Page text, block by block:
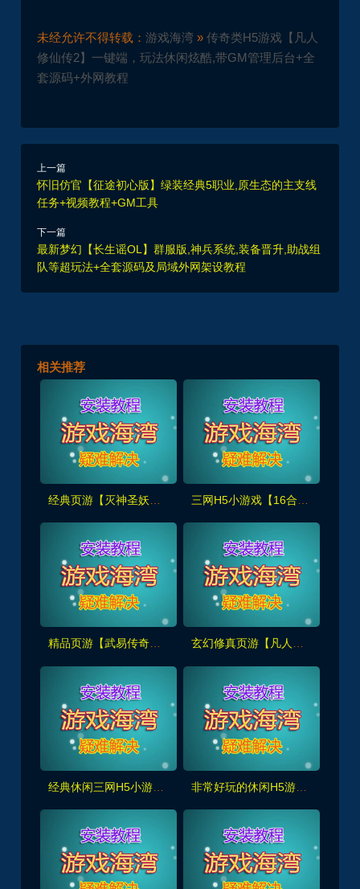
未经允许不得转载：游戏海湾 »传奇类H5游戏【凡人
修仙传2】一键端，玩法休闲炫酷,带GM管理后台+全
套源码+外网教程
上一篇
怀旧仿官【征途初心版】绿装经典5职业,原生态的主支线
任务+视频教程+GM工具
下一篇
最新梦幻【长生谣OL】群服版,神兵系统,装备晋升,助战组
队等超玩法+全套源码及局域外网架设教程
相关推荐
经典页游【灭神圣妖传】精修版，画质高清,带GM后台+手工外网端架设教程 三网H5小游戏【16合1】解压既玩,休闲娱乐+安装使用视频教程
精品页游【武易传奇】新增全职业110级装备,足迹时装,锻铸合成,新增极·屠龙套装+GM物品命令 玄幻修真页游【凡人修真2之斗神弑妖】新增125大罗金仙套装+GM工具+详细搭建+外网视频教程
经典休闲三网H5小游戏【幻想英雄梦】WIN系服务端+启动简单 非常好玩的休闲H5游戏【勇士征程】WIN系服务端+详细搭建教程+源码